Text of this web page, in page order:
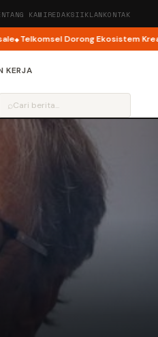
KAMIREDAKSIIKLANKONTAK
Dorong Ekosistem Kreator
KERJA
⌕